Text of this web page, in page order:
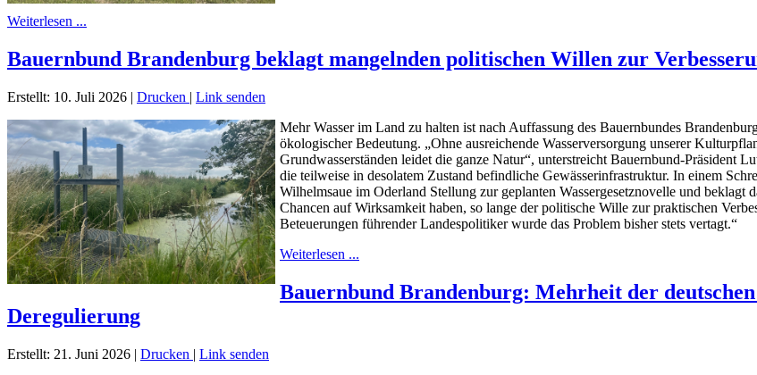
Weiterlesen ...
Bauernbund Brandenburg beklagt mangelnden politischen Willen zur
Erstellt: 10. Juli 2026 | Drucken | Link senden
Mehr Wasser im Land zu halten ist nach Auffassung des Bauernbundes
ökologischer Bedeutung. „Ohne ausreichende Wasserversorgung unserer
Grundwasserständen leidet die ganze Natur“, unterstreicht Bauernbund-Präsident
die teilweise in desolatem Zustand befindliche Gewässerinfrastruktur. In einem
Wilhelmsaue im Oderland Stellung zur geplanten Wassergesetznovelle und beklagt
Chancen auf Wirksamkeit haben, so lange der politische Wille zur praktischen
Beteuerungen führender Landespolitiker wurde das Problem bisher stets vertagt.“
Weiterlesen ...
Bauernbund Brandenburg: Mehrheit der
Deregulierung
Erstellt: 21. Juni 2026 | Drucken | Link senden